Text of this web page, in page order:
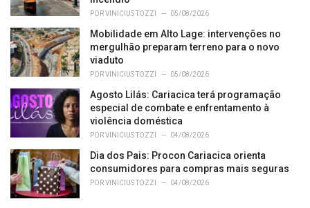
PORVINICIUS TOZZI 05/08/2026
Mobilidade em Alto Lage: intervenções no
mergulhão preparam terreno para o novo
viaduto
PORVINICIUS TOZZI 05/08/2026
Agosto Lilás: Cariacica terá programação
especial de combate e enfrentamento à
violência doméstica
PORVINICIUS TOZZI 04/08/2026
Dia dos Pais: Procon Cariacica orienta
consumidores para compras mais seguras
PORVINICIUS TOZZI 04/08/2026